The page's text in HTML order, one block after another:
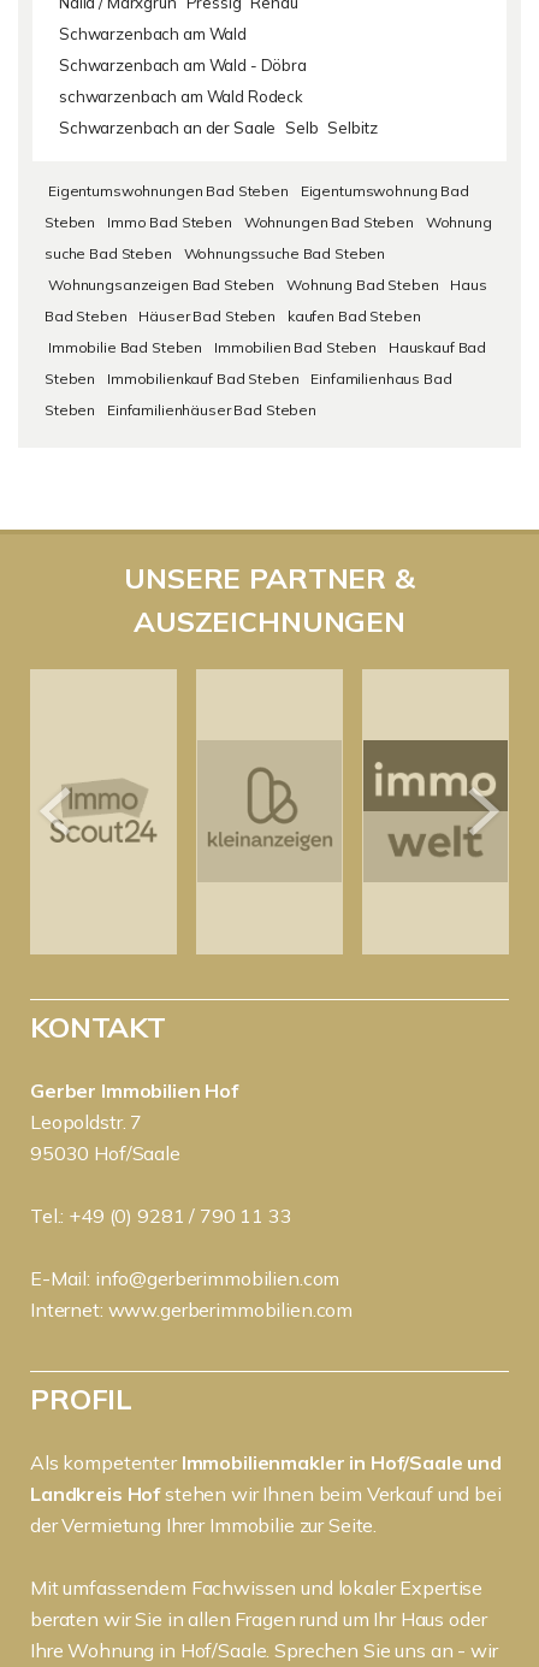
Schwarzenbach am Wald
Schwarzenbach am Wald - Döbra
schwarzenbach am Wald Rodeck
Schwarzenbach an der Saale Selb Selbitz
Eigentumswohnungen Bad Steben
Eigentumswohnung Bad
Steben
Immo Bad Steben Wohnungen Bad Steben
Wohnung
suche Bad Steben
Wohnungssuche Bad Steben
Wohnungsanzeigen Bad Steben
Wohnung Bad Steben
Haus
Bad Steben
Häuser Bad Steben
kaufen Bad Steben
Immobilie Bad Steben
Immobilien Bad Steben
Hauskauf Bad
Steben
Immobilienkauf Bad Steben
Einfamilienhaus Bad
Steben
Einfamilienhäuser Bad Steben
UNSERE PARTNER &
AUSZEICHNUNGEN
KONTAKT
Gerber Immobilien Hof
Leopoldstr. 7
95030 Hof/Saale
Tel.: +49 (0) 9281 / 790 11 33
E-Mail: info@gerberimmobilien.com
Internet: www.gerberimmobilien.com
PROFIL
Als kompetenter Immobilienmakler in Hof/Saale und
Landkreis Hofstehen wir Ihnen beim Verkauf und bei
der Vermietung Ihrer Immobilie zur Seite.
Mit umfassendem Fachwissen und lokaler Expertise
beraten wir Sie in allen Fragen rund um Ihr Haus oder
Ihre Wohnung in Hof/Saale. Sprechen Sie uns an - wir